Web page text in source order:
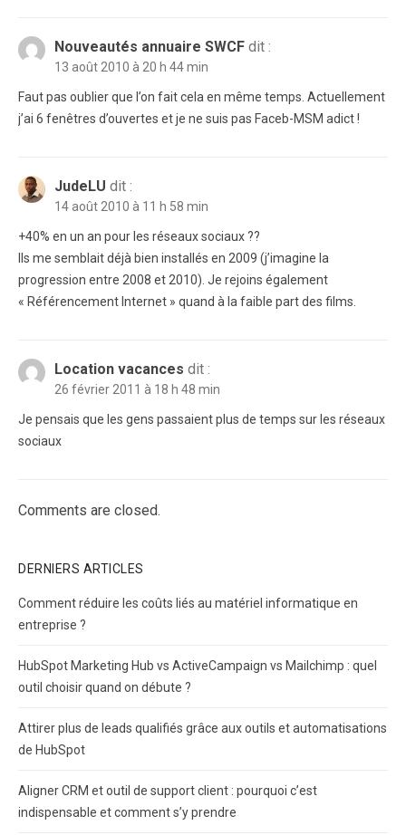
Nouveautés annuaire SWCF dit :
13 août 2010 à 20 h 44 min
Faut pas oublier que l’on fait cela en même temps. Actuellement
j’ai 6 fenêtres d’ouvertes et je ne suis pas Faceb-MSM adict !
JudeLU dit :
14 août 2010 à 11 h 58 min
+40% en un an pour les réseaux sociaux ??
Ils me semblait déjà bien installés en 2009 (j’imagine la
progression entre 2008 et 2010). Je rejoins également
« Référencement Internet » quand à la faible part des films.
Location vacances dit :
26 février 2011 à 18 h 48 min
Je pensais que les gens passaient plus de temps sur les réseaux
sociaux
Comments are closed.
DERNIERS ARTICLES
Comment réduire les coûts liés au matériel informatique en
entreprise ?
HubSpot Marketing Hub vs ActiveCampaign vs Mailchimp : quel
outil choisir quand on débute ?
Attirer plus de leads qualifiés grâce aux outils et automatisations
de HubSpot
Aligner CRM et outil de support client : pourquoi c’est
indispensable et comment s’y prendre